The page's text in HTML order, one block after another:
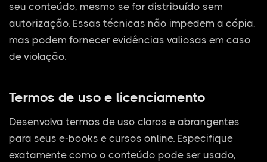
seu conteúdo, mesmo se for distribuído sem
autorização. Essas técnicas não impedem a cópia,
mas podem fornecer evidências valiosas em caso
de violação.
Termos de uso e licenciamento
Desenvolva termos de uso claros e abrangentes
para seus e-books e cursos online. Especifique
exatamente como o conteúdo pode ser usado,